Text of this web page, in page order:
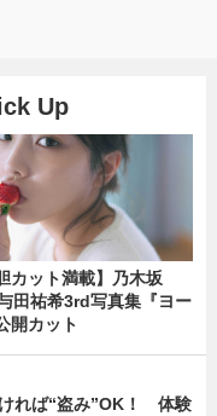
Up
カット満載】乃木坂
田祐希3rd写真集『ヨー
開カット
れば“盗み”OK！ 体験